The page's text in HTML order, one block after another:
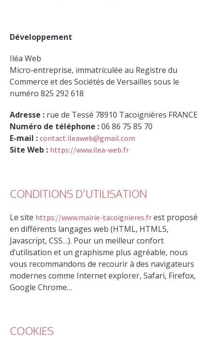
Développement
Iléa Web
Micro-entreprise, immatriculée au Registre du
Commerce et des Sociétés de Versailles sous le
numéro 825 292 618
Adresse : rue de Tessé 78910 Tacoignières FRANCE
Numéro de téléphone :06 86 75 85 70
E-mail :contact.ileaweb@gmail.com
Site Web : https://www.ilea-web.fr
CONDITIONS D’UTILISATION
Le site https://www.mairie-tacoignieres.fr est proposé
en différents langages web (HTML, HTML5,
Javascript, CSS…). Pour un meilleur confort
d’utilisation et un graphisme plus agréable, nous
vous recommandons de recourir à des navigateurs
modernes comme Internet explorer, Safari, Firefox,
Google Chrome…
COOKIES